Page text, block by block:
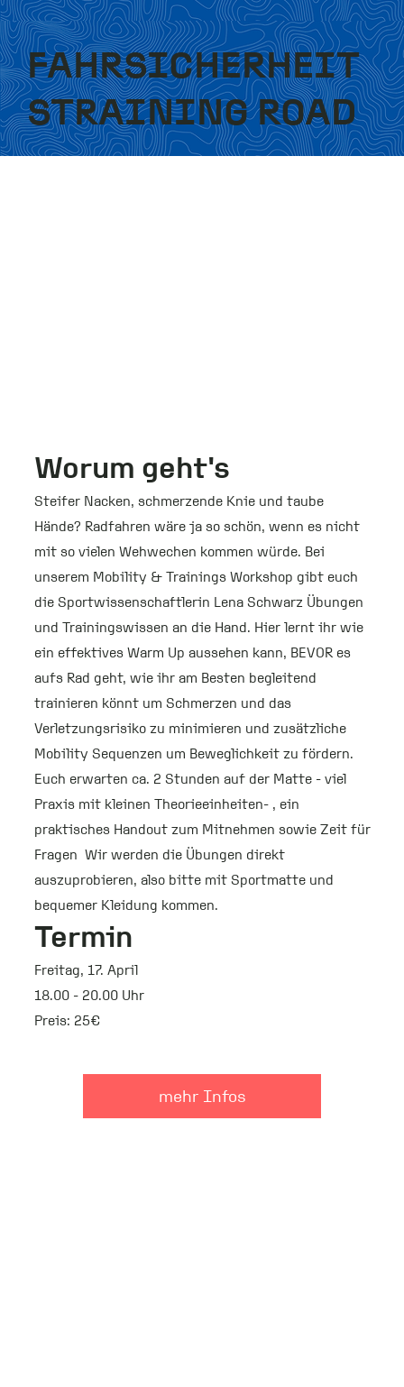
Worum geht's
Steifer Nacken, schmerzende Knie und taube
Hände? Radfahren wäre ja so schön, wenn es nicht
mit so vielen Wehwechen kommen würde. Bei
unserem Mobility & Trainings Workshop gibt euch
die Sportwissenschaftlerin Lena Schwarz Übungen
und Trainingswissen an die Hand. Hier lernt ihr wie
ein effektives Warm Up aussehen kann, BEVOR es
aufs Rad geht, wie ihr am Besten begleitend
trainieren könnt um Schmerzen und das
Verletzungsrisiko zu minimieren und zusätzliche
Mobility Sequenzen um Beweglichkeit zu fördern.
Euch erwarten ca. 2 Stunden auf der Matte - viel
Praxis mit kleinen Theorieeinheiten- , ein
praktisches Handout zum Mitnehmen sowie Zeit für
Fragen Wir werden die Übungen direkt
auszuprobieren, also bitte mit Sportmatte und
bequemer Kleidung kommen.
Termin
Freitag, 17. April
18.00 - 20.00 Uhr
Preis: 25€
mehr Infos
FAHRSICHERHEIT
STRAINING ROAD